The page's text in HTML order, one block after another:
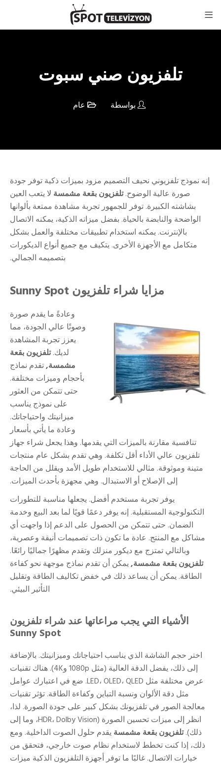
تلفزيون صني سبوت
بواسطة عام
إنه نموذج تلفزيوني نحيف التصميم مزود بميزات ذكية توفر جودة
صورة عالية الوضوح.تلفزيون بقعة مشمسة لا يتعب العين
بشاشته الكبيرة. توفر للجمهور تجربة مشاهدة ممتعة بألوانها
الواضحة والنابضة بالحياة. بفضل ميزاته الذكية، يمكنه الاتصال
بالإنترنت. يمكنه استخدام تطبيقات مختلفة والعمل بشكل
متكامل مع الأجهزة الأخرى. يتكيف مع جميع أنواع الديكورات
بتصميمه الجمالي.
مزايا شراء تلفزيون Sunny Spot
وعادةً ما يقدم صورة
وصوتًا عالي الجودة، مما
يعزز تجربة المشاهدة
لديك.تلفزيون بقعة
مشمسة,تقدم نماذج
بأحجام وميزات مختلفة.
حتى تتمكن من العثور
على نموذج يناسب
ميزانيتك واحتياجاتك.
وعادة ما يأتي بأسعار
تنافسية مقارنة بالميزات التي يقدمها. وهذا يجعل شراء جهاز
تلفزيون عالي الأداء أقل تكلفة. وهي تقدم بشكل عام منتجات
متينة وموثوقة. مثالي للاستخدام طويل الأمد ويقلل من الحاجة
إلى الإصلاح أو الاستبدال. وهي مجهزة بأحدث الميزات.
يوفر تجربة مستخدم أفضل. يجعلها مناسبة للتطورات
التكنولوجية المستقبلية. إنه يوفر دعمًا قويًا لما بعد البيع وخدمة
الضمان. حتى تتمكن من الحصول على الدعم إذا واجهت أي
مشاكل مع المنتج. عادة ما تكون ذات تصميمات أنيقة وعصرية،
وبالتالي تمتزج مع ديكور منزلك وتقدم مظهرًا جماليًا رائعًا.
تلفزيون بقعة مشمسة,يمكن أن تقدم نماذج موجهة نحو كفاءة
الطاقة. يمكن أن يساعد ذلك في خفض تكاليف الطاقة وتقليل
التأثير البيئي.
الأشياء التي يجب مراعاتها عند شراء تلفزيون
Sunny Spot
اختر حجم الشاشة الذي يناسب احتياجاتك وميزانيتك. بالإضافة
إلى ذلك، يفضل الدقة العالية (مثل 1080p و4K). هناك تقنيات
عرض مختلفة مثل LED، OLED، QLED. ضع في اعتبارك عوامل
مثل دقة الألوان ونسبة التباين وكفاءة الطاقة. تؤثر تقنيات
معالجة الصور في تلفزيونك بشكل كبير على جودة الصورة. لذا،
انظر إلى ميزات تحسين الصورة (HDR، Dolby Vision، وما إلى
ذلك).تلفزيون بقعة مشمسةيقدم حلول الصوت الداخلية. ومع
ذلك، إذا كنت تخطط لاستخدام نظام صوت خارجي، فتحقق من
خيارات الاتصال. غالبًا ما توفر أجهزة التلفزيون الذكية ميزات